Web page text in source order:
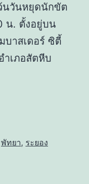
นวันหยุดนักขัต
น. ตั้งอยู่บน
บาสเดอร์ ซิตี้
ำเภอสัตหีบ
พัทยา, ระยอง